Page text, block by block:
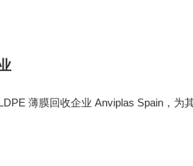
薄膜回收企业 Anviplas Spain，为